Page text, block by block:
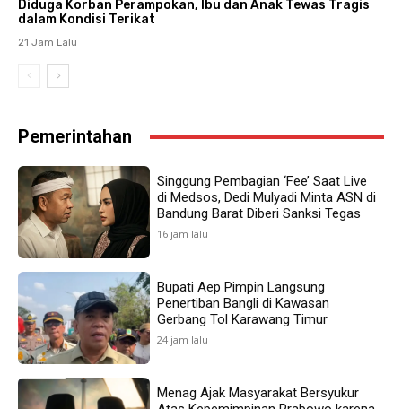
Diduga Korban Perampokan, Ibu dan Anak Tewas Tragis
dalam Kondisi Terikat
21 Jam Lalu
Pemerintahan
Singgung Pembagian ‘Fee’ Saat Live
di Medsos, Dedi Mulyadi Minta ASN di
Bandung Barat Diberi Sanksi Tegas
16 jam lalu
Bupati Aep Pimpin Langsung
Penertiban Bangli di Kawasan
Gerbang Tol Karawang Timur
24 jam lalu
Menag Ajak Masyarakat Bersyukur